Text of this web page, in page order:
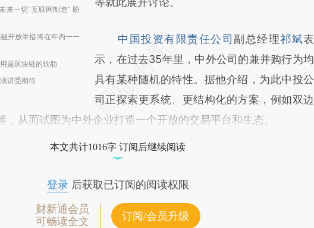
来一切“互联网制造” 盼
开放举措将在年内一一
是区块链的软肋
讲受期待
中国投资有限责任公司 副总经理祁斌表
示，在过去35年里，中外公司的兼并购行为均
具有某种随机的特性。据他介绍，为此中投公
司正探索更系统、更结构化的方案，例如双边
，从而试图为中外企业打造一个开放的交易平台和生态。
本文共计1016字 订阅后继续阅读
登录后获取已订阅的阅读权限
财新通会员
可畅读全文
订阅/会员升级